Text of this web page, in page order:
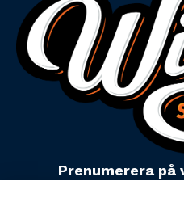
Prenumerera